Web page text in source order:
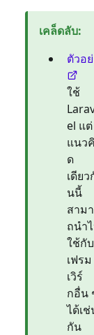
เคล็ดลับ:
ตัวอ
ใช้
el แต่
แนวคิ
ด
เดียว
นนี้
สาม
ถนำ
ใช้กับ
เฟรม
เวิร์
กอื่น
ได้เ
กัน